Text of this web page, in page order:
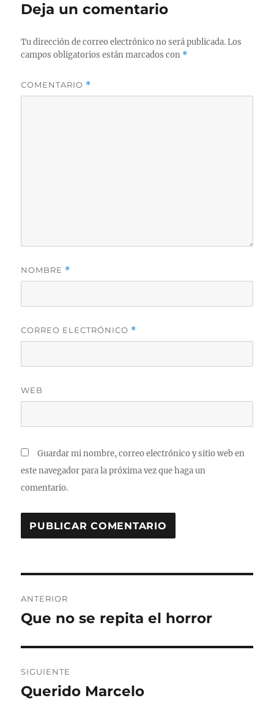
Deja un comentario
Tu dirección de correo electrónico no será publicada. Los
campos obligatorios están marcados con *
COMENTARIO *
NOMBRE *
CORREO ELECTRÓNICO *
WEB
Guardar mi nombre, correo electrónico y sitio web en
este navegador para la próxima vez que haga un
comentario.
de
ANTERIOR
Entrada
Que no se repita el horror
SIGUIENTE
Entrada
Querido Marcelo